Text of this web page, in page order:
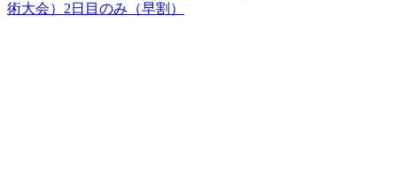
術大会）2日目のみ（早割）